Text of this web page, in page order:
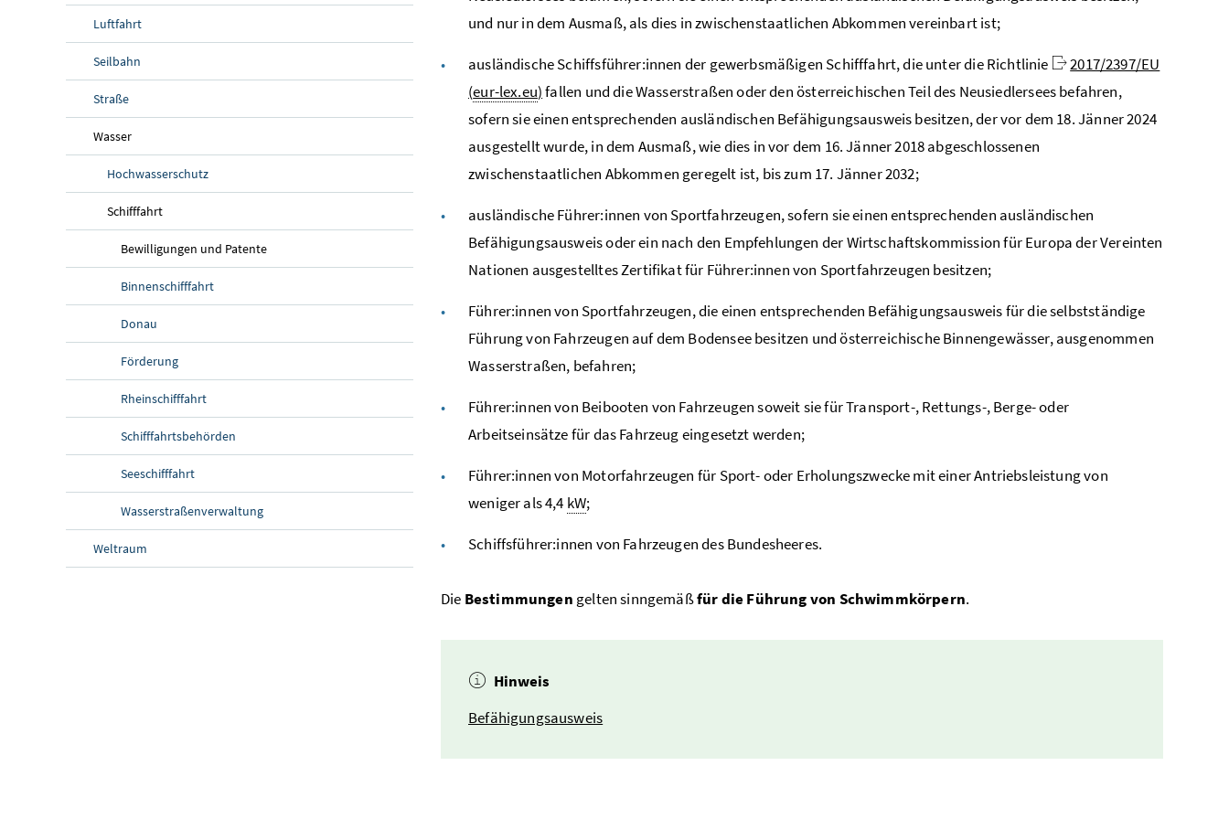
Luftfahrt
Seilbahn
Straße
Wasser
Hochwasserschutz
Schifffahrt
Bewilligungen und Patente
Binnenschifffahrt
Donau
Förderung
Rheinschifffahrt
Schifffahrtsbehörden
Seeschifffahrt
Wasserstraßenverwaltung
Weltraum
und nur in dem Ausmaß, als dies in zwischenstaatlichen Abkommen vereinbart ist;
ausländische Schiffsführer:innen der gewerbsmäßigen Schifffahrt, die unter die Richtlinie
2017/2397/EU
(eur-lex.eu)fallen und die Wasserstraßen oder den österreichischen Teil des Neusiedlersees befahren,
sofern sie einen entsprechenden ausländischen Befähigungsausweis besitzen, der vor dem 18. Jänner 2024
ausgestellt wurde, in dem Ausmaß, wie dies in vor dem 16. Jänner 2018 abgeschlossenen
zwischenstaatlichen Abkommen geregelt ist, bis zum 17. Jänner 2032;
ausländische Führer:innen von Sportfahrzeugen, sofern sie einen entsprechenden ausländischen
Befähigungsausweis oder ein nach den Empfehlungen der Wirtschaftskommission für Europa der Vereinten
Nationen ausgestelltes Zertifikat für Führer:innen von Sportfahrzeugen besitzen;
Führer:innen von Sportfahrzeugen, die einen entsprechenden Befähigungsausweis für die selbstständige
Führung von Fahrzeugen auf dem Bodensee besitzen und österreichische Binnengewässer, ausgenommen
Wasserstraßen, befahren;
Führer:innen von Beibooten von Fahrzeugen soweit sie für Transport-, Rettungs-, Berge- oder
Arbeitseinsätze für das Fahrzeug eingesetzt werden;
Führer:innen von Motorfahrzeugen für Sport- oder Erholungszwecke mit einer Antriebsleistung von
weniger als 4,4 kW;
Schiffsführer:innen von Fahrzeugen des Bundesheeres.
Die Bestimmungen gelten sinngemäßfür die Führung von Schwimmkörpern.
Hinweis
Befähigungsausweis